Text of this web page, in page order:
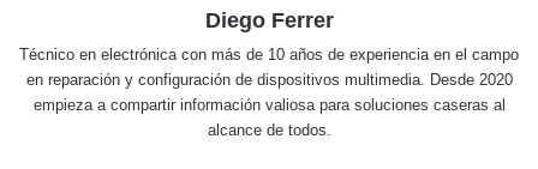
Diego Ferrer
Técnico en electrónica con más de 10 años de experiencia en el campo
en reparación y configuración de dispositivos multimedia. Desde 2020
empieza a compartir información valiosa para soluciones caseras al
alcance de todos.